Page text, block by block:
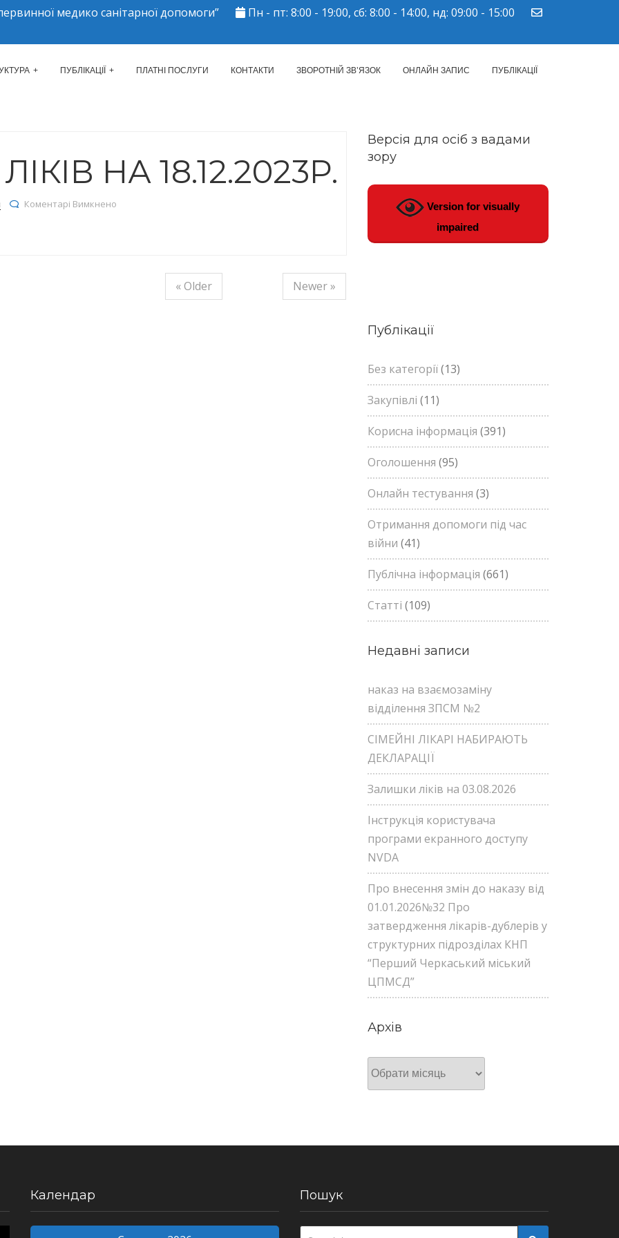
медико санітарної допомоги”
Пн - пт: 8:00 - 19:00, сб: 8:00 - 14:00, нд: 09:00 - 15:00
МІСЬКИЙ ЦЕНТР ПМСД"
ПУБЛІКАЦІЇ ПЛАТНІ ПОСЛУГИ КОНТАКТИ ЗВОРОТНІЙ ЗВ’ЯЗОК ОНЛАЙН ЗАПИС ПУБЛІКАЦІЇ
НА 18.12.2023Р.
Коментарі Вимкнено
« Older
Newer »
Версія для осіб з вадами
зору
Version for visually
impaired
Публікації
Без категорії(13)
Закупівлі (11)
Корисна інформація (391)
Оголошення (95)
Онлайн тестування (3)
Отримання допомоги під час
війни (41)
Публічна інформація (661)
Статті (109)
Недавні записи
наказ на взаємозаміну
відділення ЗПСМ №2
СІМЕЙНІ ЛІКАРІ НАБИРАЮТЬ
ДЕКЛАРАЦІЇ
Залишки ліків на 03.08.2026
Інструкція користувача
програми екранного доступу
NVDA
Про внесення змін до наказу від
01.01.2026№32 Про
затвердження лікарів-дублерів у
структурних підрозділах КНП
“Перший Черкаський міський
ЦПМСД”
Архів
Архів
Календар Пошук